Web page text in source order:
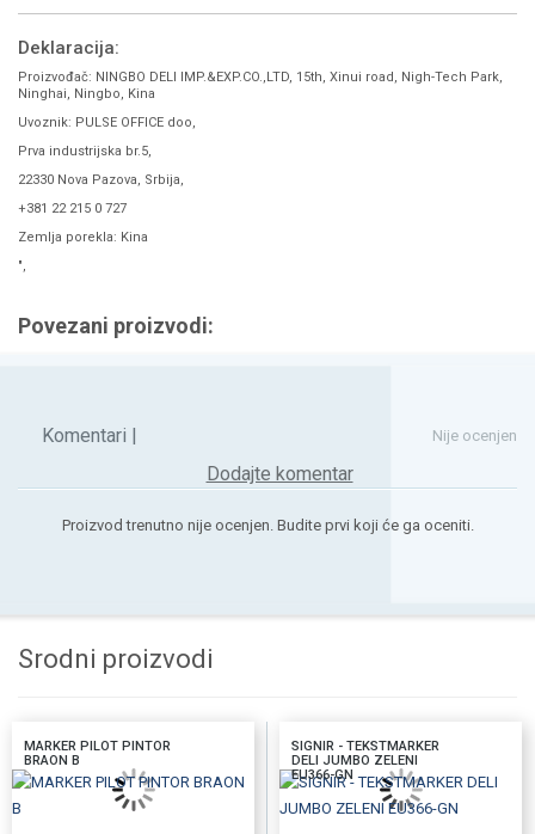
Deklaracija:
Proizvođač: NINGBO DELI IMP.&EXP.CO.,LTD, 15th, Xinui road, Nigh-Tech Park,
Ninghai, Ningbo, Kina
Uvoznik: PULSE OFFICE doo,
Prva industrijska br.5,
22330 Nova Pazova, Srbija,
+381 22 215 0 727
Zemlja porekla: Kina
",
Povezani proizvodi:
Nije ocenjen
Komentari |
Dodajte komentar
Proizvod trenutno nije ocenjen. Budite prvi koji će ga oceniti.
Srodni proizvodi
MARKER PILOT PINTOR
BRAON B
SIGNIR - TEKSTMARKER
DELI JUMBO ZELENI
EU366-GN